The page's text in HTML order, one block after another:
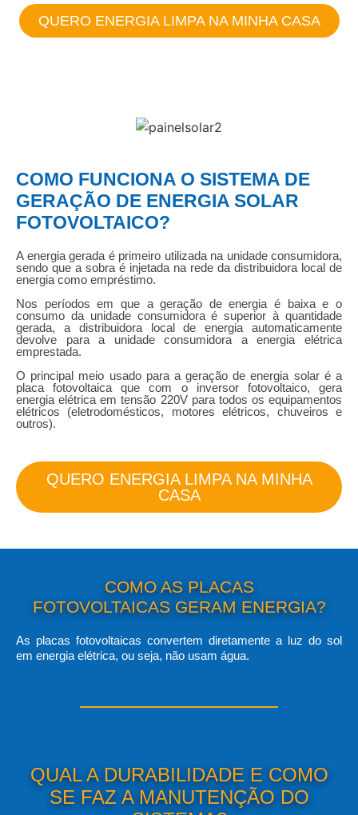
QUERO ENERGIA LIMPA NA MINHA CASA
COMO FUNCIONA O SISTEMA DE
GERAÇÃO DE ENERGIA SOLAR
FOTOVOLTAICO?
A energia gerada é primeiro utilizada na unidade consumidora,
sendo que a sobra é injetada na rede da distribuidora local de
energia como empréstimo.
Nos períodos em que a geração de energia é baixa e o
consumo da unidade consumidora é superior à quantidade
gerada, a distribuidora local de energia automaticamente
devolve para a unidade consumidora a energia elétrica
emprestada.
O principal meio usado para a geração de energia solar é a
placa fotovoltaica que com o inversor fotovoltaico, gera
energia elétrica em tensão 220V para todos os equipamentos
elétricos (eletrodomésticos, motores elétricos, chuveiros e
outros).
QUERO ENERGIA LIMPA NA MINHA
CASA
COMO AS PLACAS
FOTOVOLTAICAS GERAM ENERGIA?
As placas fotovoltaicas convertem diretamente a luz do sol
em energia elétrica, ou seja, não usam água.
QUAL A DURABILIDADE E COMO
SE FAZ A MANUTENÇÃO DO